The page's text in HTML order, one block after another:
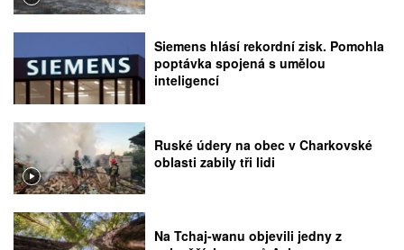
Siemens hlásí rekordní zisk. Pomohla
poptávka spojená s umělou
inteligencí
Ruské údery na obec v Charkovské
oblasti zabily tři lidi
Na Tchaj-wanu objevili jedny z